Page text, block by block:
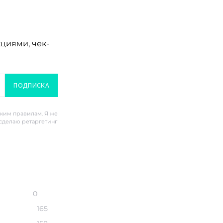
чек-
ПОДПИСКА
правилам. Я же
ретаргетинг
0
165